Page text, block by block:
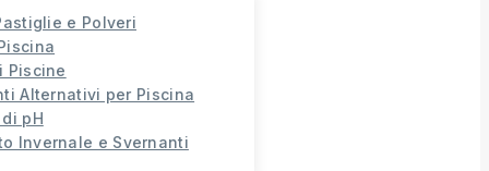
e Polveri
Piscine
Alternativi per Piscina
pH
Invernale e Svernanti